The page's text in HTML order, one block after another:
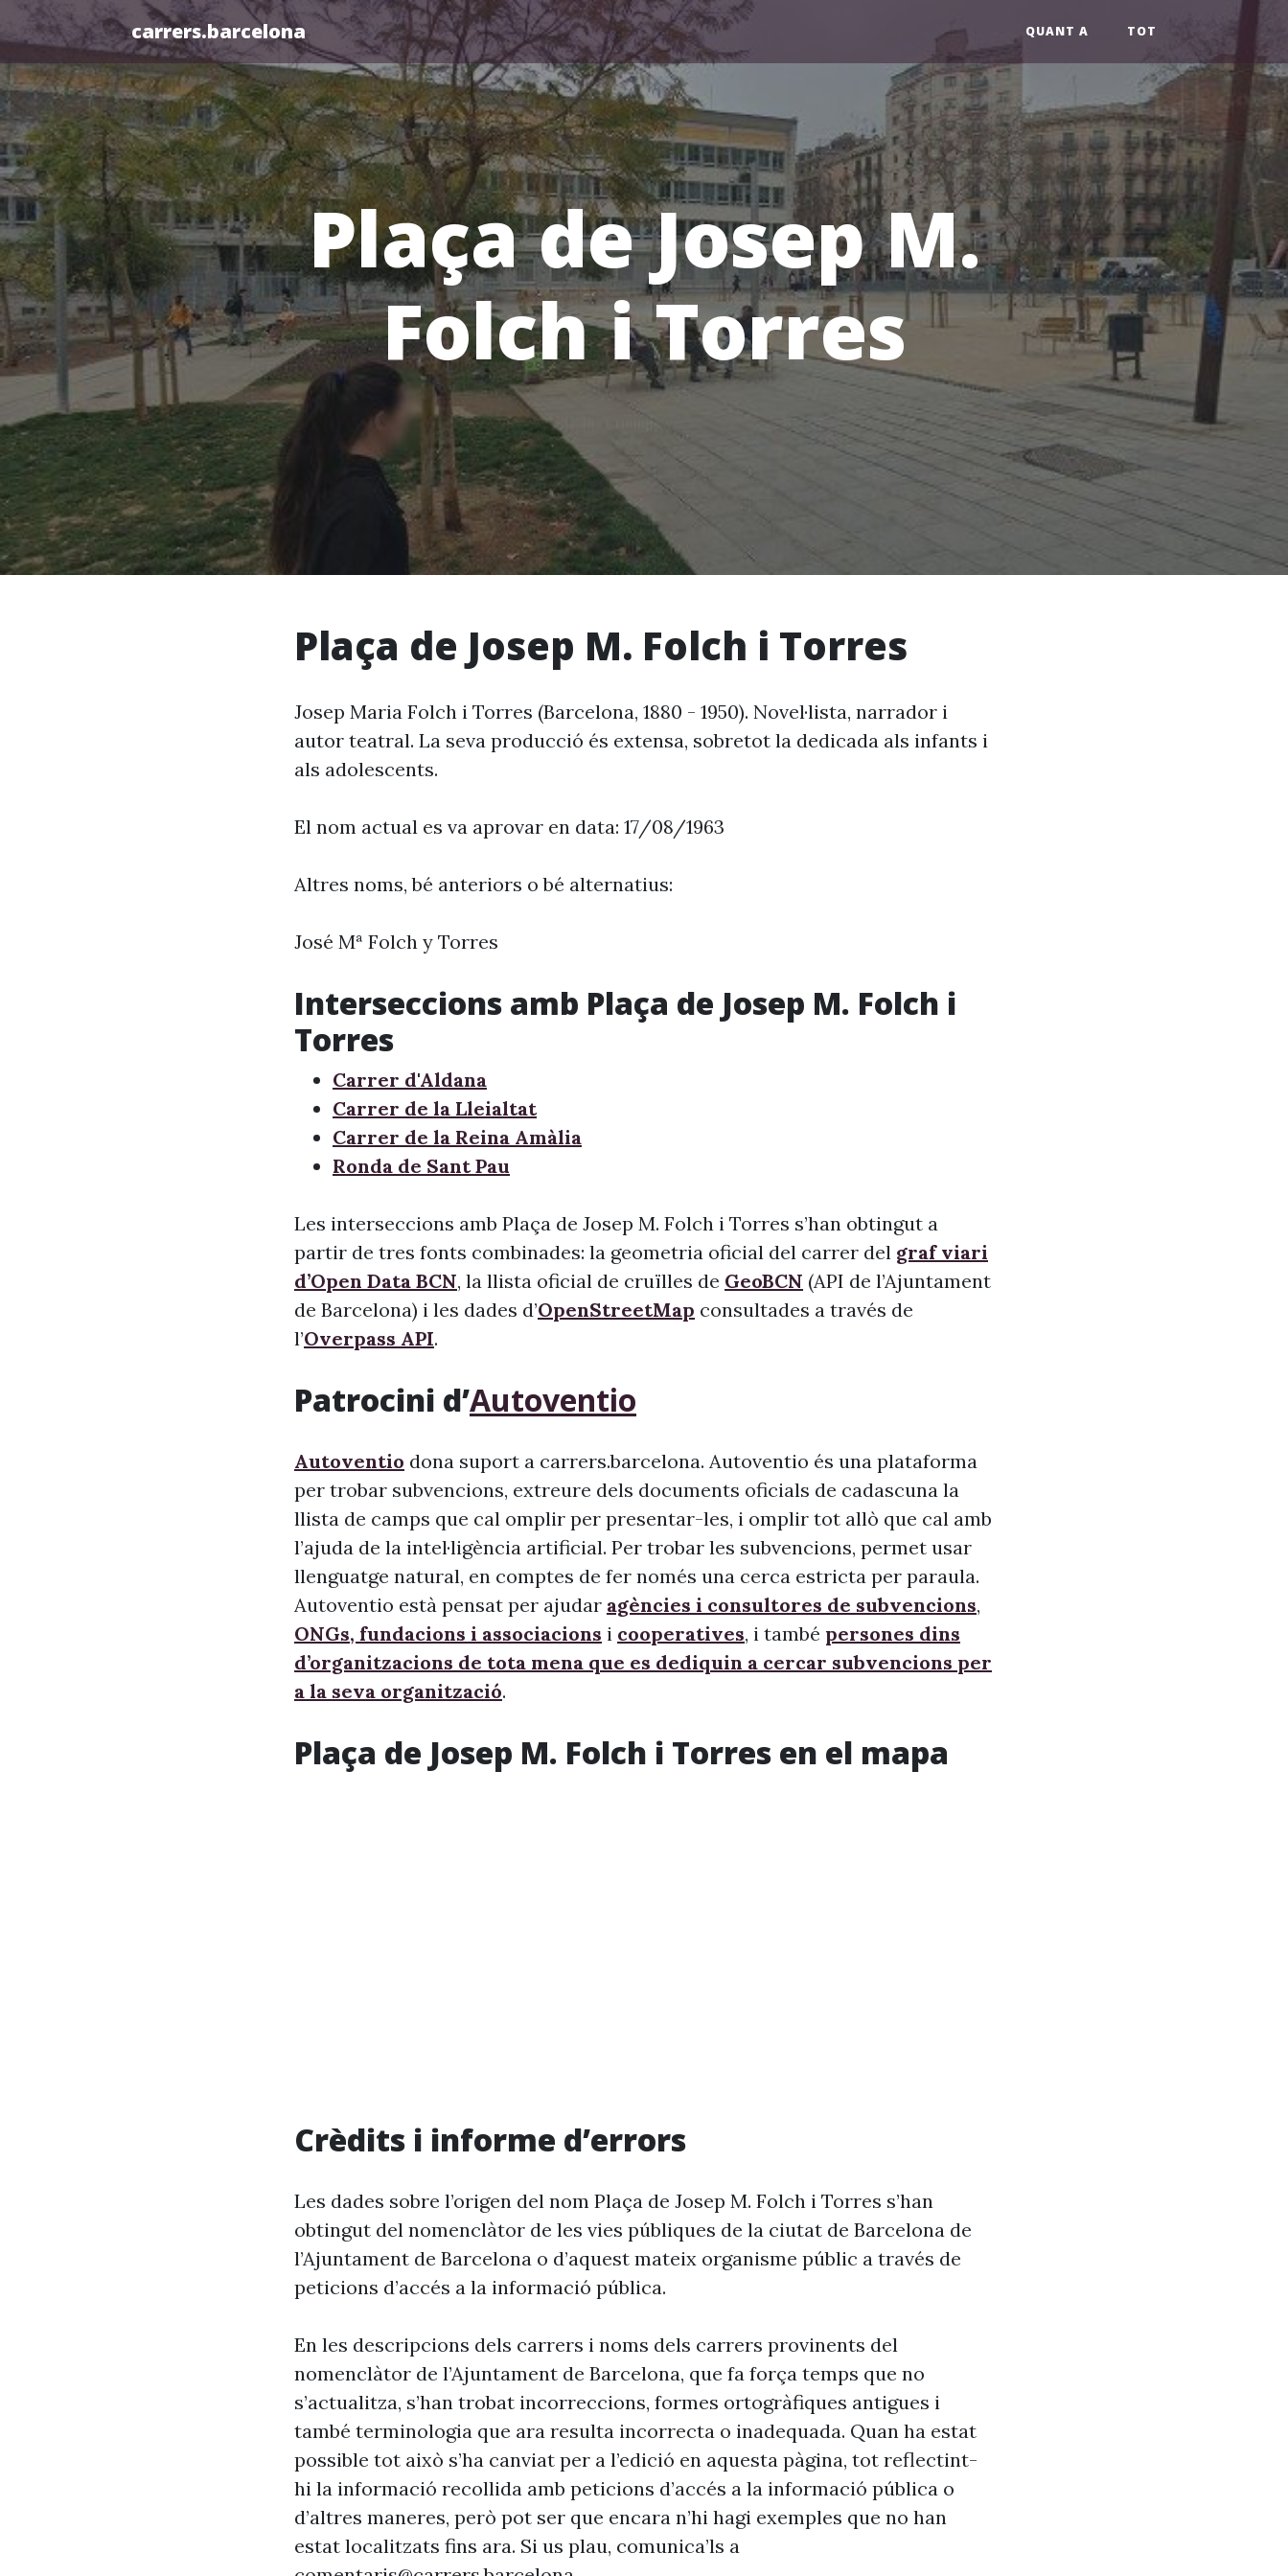
carrers.barcelona QUANT A TOT
Plaça de Josep M.
Folch i Torres
Plaça de Josep M. Folch i Torres
Josep Maria Folch i Torres (Barcelona, 1880 - 1950). Novel·lista, narrador i
autor teatral. La seva producció és extensa, sobretot la dedicada als infants i
als adolescents.
El nom actual es va aprovar en data: 17/08/1963
Altres noms, bé anteriors o bé alternatius:
José Mª Folch y Torres
Interseccions amb Plaça de Josep M. Folch i
Torres
Carrer d'Aldana
Carrer de la Lleialtat
Carrer de la Reina Amàlia
Ronda de Sant Pau
Les interseccions amb Plaça de Josep M. Folch i Torres s’han obtingut a
partir de tres fonts combinades: la geometria oficial del carrer del graf viari
d’Open Data BCN, la llista oficial de cruïlles de GeoBCN (API de l’Ajuntament
de Barcelona) i les dades d’OpenStreetMap consultades a través de
l’Overpass API.
Patrocini d’Autoventio
Autoventio dona suport a carrers.barcelona. Autoventio és una plataforma
per trobar subvencions, extreure dels documents oficials de cadascuna la
llista de camps que cal omplir per presentar-les, i omplir tot allò que cal amb
l’ajuda de la intel·ligència artificial. Per trobar les subvencions, permet usar
llenguatge natural, en comptes de fer només una cerca estricta per paraula.
Autoventio està pensat per ajudar agències i consultores de subvencions,
ONGs, fundacions i associacions i cooperatives, i també persones dins
d’organitzacions de tota mena que es dediquin a cercar subvencions per
a la seva organització.
Plaça de Josep M. Folch i Torres en el mapa
Crèdits i informe d’errors
Les dades sobre l’origen del nom Plaça de Josep M. Folch i Torres s’han
obtingut del nomenclàtor de les vies públiques de la ciutat de Barcelona de
l’Ajuntament de Barcelona o d’aquest mateix organisme públic a través de
peticions d’accés a la informació pública.
En les descripcions dels carrers i noms dels carrers provinents del
nomenclàtor de l’Ajuntament de Barcelona, que fa força temps que no
s’actualitza, s’han trobat incorreccions, formes ortogràfiques antigues i
també terminologia que ara resulta incorrecta o inadequada. Quan ha estat
possible tot això s’ha canviat per a l’edició en aquesta pàgina, tot reflectint-
hi la informació recollida amb peticions d’accés a la informació pública o
d’altres maneres, però pot ser que encara n’hi hagi exemples que no han
estat localitzats fins ara. Si us plau, comunica’ls a